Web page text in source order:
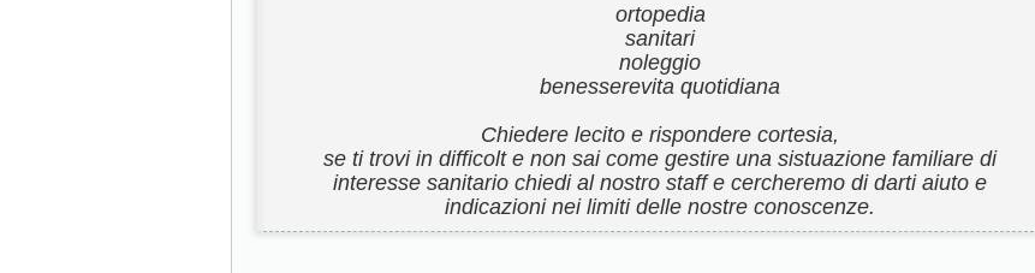
ortopedia
sanitari
noleggio
benesserevita quotidiana
Chiedere lecito e rispondere cortesia,
se ti trovi in difficolt e non sai come gestire una sistuazione familiare di
interesse sanitario chiedi al nostro staff e cercheremo di darti aiuto e
indicazioni nei limiti delle nostre conoscenze.